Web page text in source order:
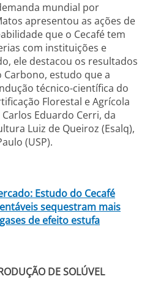
mundial por
apresentou as ações de
que o Cecafé tem
com instituições e
ele destacou os resultados
estudo que a
técnico-científica do
Florestal e Agrícola
Eduardo Cerri, da
Luiz de Queiroz (Esalq),
(USP).
Estudo do Cecafé
sequestram mais
de efeito estufa
DE SOLÚVEL